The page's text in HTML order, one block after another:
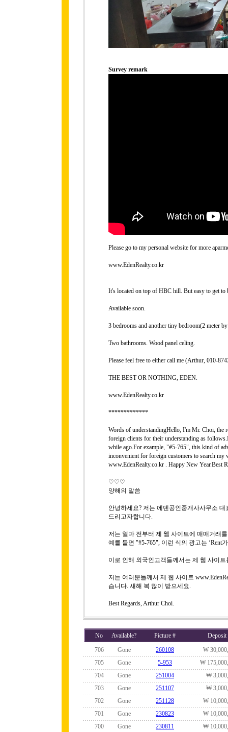
Survey remark
Please go to my personal website for more
www.EdenRealty.co.kr
It's located on top of HBC hill. But easy to get to
Available soon.
3 bedrooms and another tiny bedroom(2 meter
Two bathrooms. Wood panel celing.
Please feel free to either call me (Arthur, 010-
THE BEST OR NOTHING, EDEN.
www.EdenRealty.co.kr
*************
Words of understandingHello, I'm Mr. Choi, the
foreign clients for their understanding as
while ago.For example, "#5-765", this kind of
inconvenient for foreign customers to search
www.EdenRealty.co.kr . Happy New Year.Best
♡♡♡
양해의 말씀
안녕하세요? 저는 에덴공인중개사사무소
드리고자합니다.
저는 얼마 전부터 제 웹 사이트에 매매거래
예를 들면 "#5-765", 이런 식의 광고는 ‘Rent
이로 인해 외국인고객들께서는 제 웹 사이
저는 여러분들께서 제 웹 사이트
습니다. 새해 복 많이 받으세요.
Best Regards, Arthur Choi.
No Available? Picture #
Deposit
706
Gone 260108
₩
705
Gone 5-953
₩
704
Gone 251004
₩
703
Gone 251107
₩
702
Gone 251128
₩
701
Gone 230823
₩
700
Gone 230811
₩